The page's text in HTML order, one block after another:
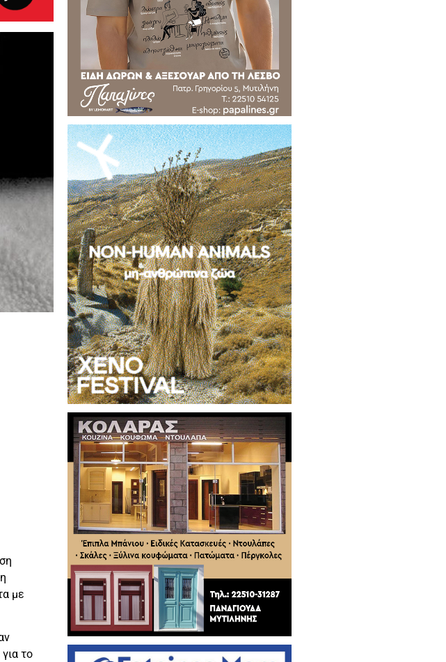
με
το